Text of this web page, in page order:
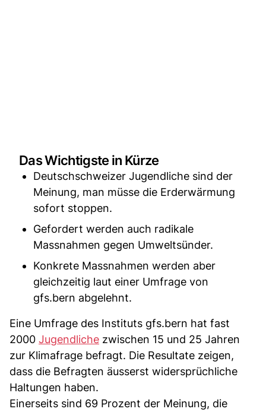
Das Wichtigste in Kürze
Deutschschweizer Jugendliche sind der
Meinung, man müsse die Erderwärmung
sofort stoppen.
Gefordert werden auch radikale
Massnahmen gegen Umweltsünder.
Konkrete Massnahmen werden aber
gleichzeitig laut einer Umfrage von
gfs.bern abgelehnt.
Eine Umfrage des Instituts gfs.bern hat fast
2000 Jugendliche zwischen 15 und 25 Jahren
zur Klimafrage befragt. Die Resultate zeigen,
dass die Befragten äusserst widersprüchliche
Haltungen haben.
Einerseits sind 69 Prozent der Meinung, die